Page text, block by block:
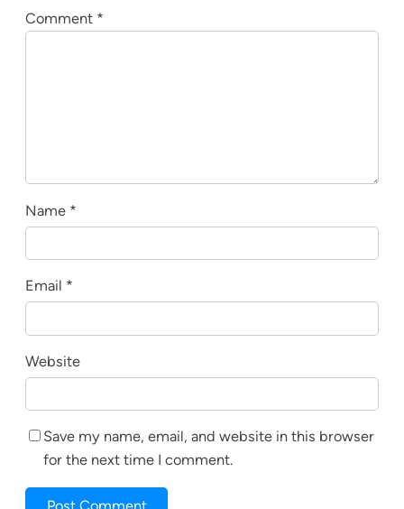
Comment *
Name *
Email *
Website
Save my name, email, and website in this browser
for the next time I comment.